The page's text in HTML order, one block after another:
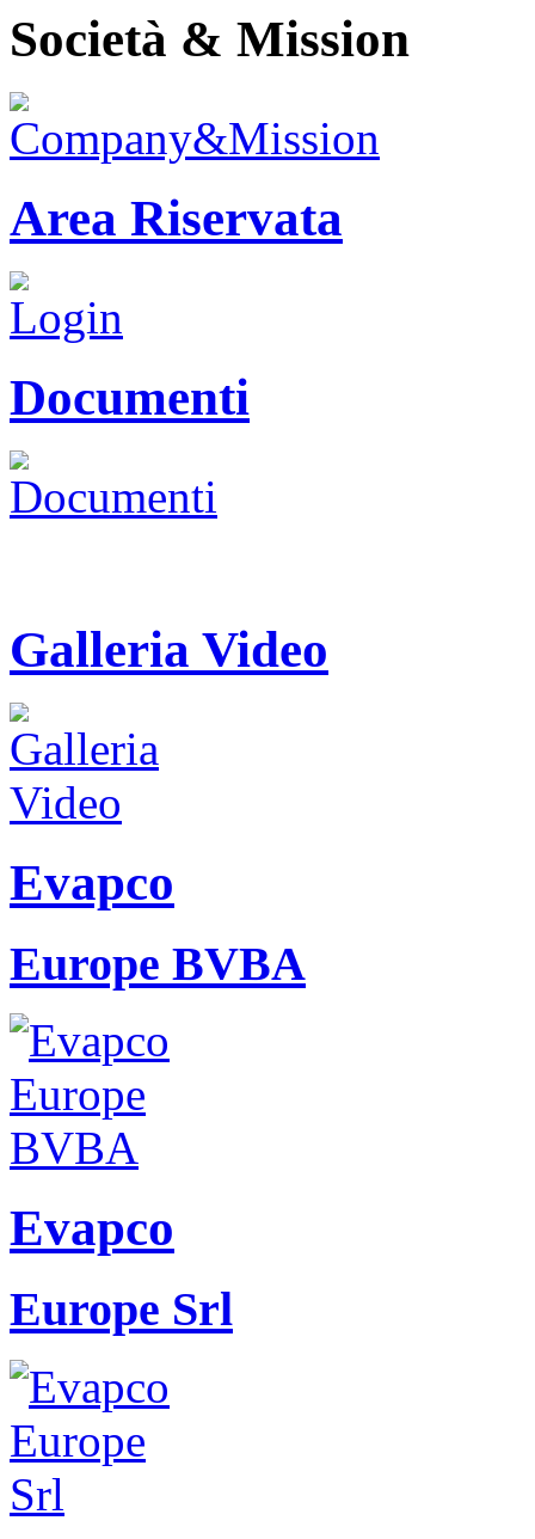
Società & Mission
Area Riservata
Documenti
Galleria Video
Evapco
Europe BVBA
Evapco
Europe Srl